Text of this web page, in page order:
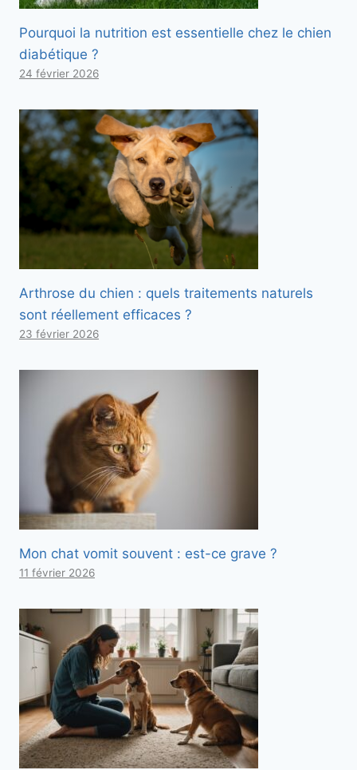
Pourquoi la nutrition est essentielle chez le chien
diabétique ?
24 février 2026
Arthrose du chien : quels traitements naturels
sont réellement efficaces ?
23 février 2026
Mon chat vomit souvent : est-ce grave ?
11 février 2026